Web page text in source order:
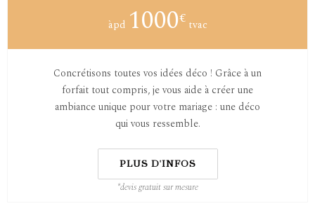
àpd 1000€ tvac
Concrétisons toutes vos idées déco ! Grâce à un
forfait tout compris, je vous aide à créer une
ambiance unique pour votre mariage : une déco
qui vous ressemble.
PLUS D'INFOS
*devis gratuit sur mesure